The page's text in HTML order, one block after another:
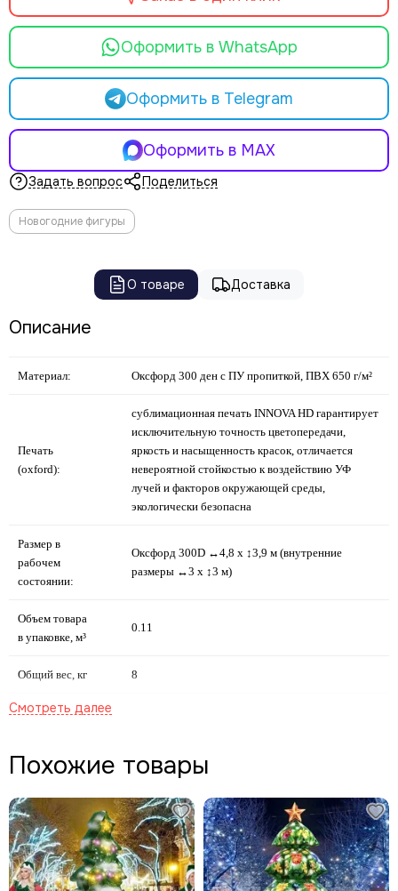
Оформить в WhatsApp
Оформить в Telegram
Оформить в MAX
Задать вопрос Поделиться
Новогодние фигуры
О товаре Доставка
Описание
Материал: Оксфорд 300 ден с ПУ пропиткой, ПВХ 650 г/м²
Печать
(oxford):
сублимационная печать INNOVA HD гарантирует
исключительную точность цветопередачи,
яркость и насыщенность красок, отличается
невероятной стойкостью к воздействию УФ
лучей и факторов окружающей среды,
экологически безопасна
Размер в
рабочем
состоянии:
Оксфорд 300D ↔4,8 х ↕3,9 м (внутренние
размеры ↔3 х ↕3 м)
Объем товара
в упаковке, м³
0.11
Общий вес, кг 8
Кол-во мест в
Комплектация:
вентилятор;
тросики для крепления;
сумка-переноска;
образцы ткани для ремонта;
Похожие товары